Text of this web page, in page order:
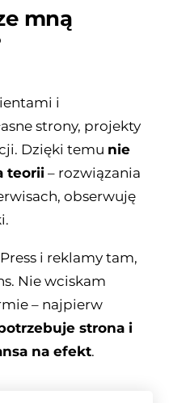
mną
i
strony, projekty
Dzięki temu nie
teorii – rozwiązania
obserwuję
i reklamy tam,
Nie wciskam
– najpierw
strona i
na efekt.